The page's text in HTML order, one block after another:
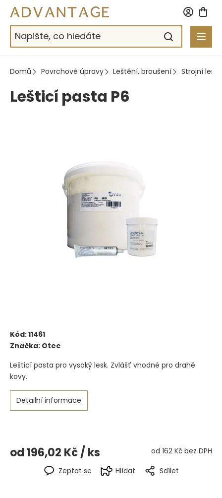
Přejít
obsah
Domů Povrchové úpravy Leštění, broušení Strojní
Lešticí pasta P6
Kód:11461
Značka: Otec
od 196,02 Kč/ ks od 162 Kč bez DPH
Lešticí pasta pro vysoký lesk. Zvlášť vhodné pro drahé
kovy.
Detailní informace
Zeptat se Hlídat Sdílet